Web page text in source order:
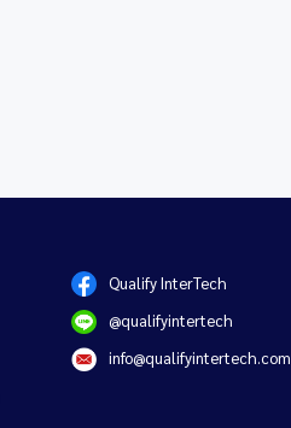
Qualify InterTech
@qualifyintertech
info@qualifyintertech.com